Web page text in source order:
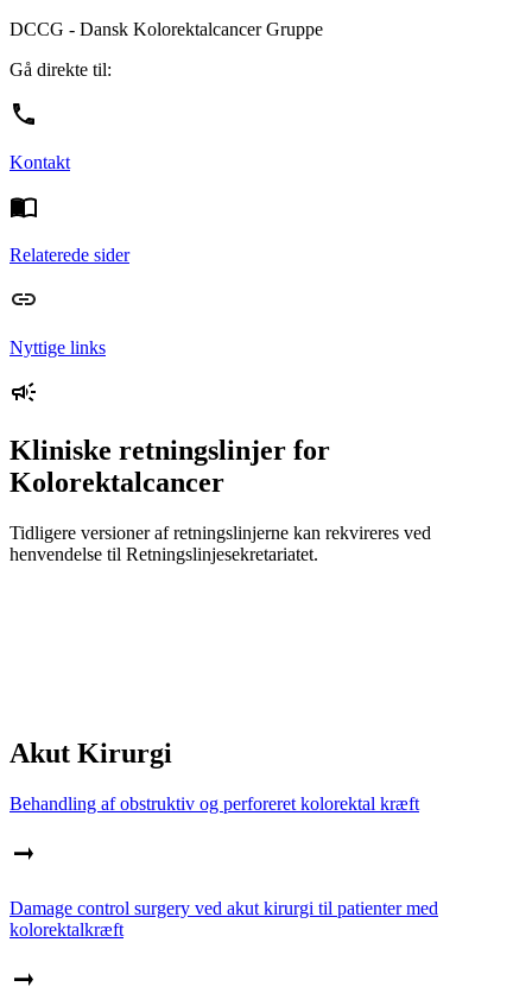
DCCG - Dansk Kolorektalcancer Gruppe
Gå direkte til:
Kontakt
Relaterede sider
Nyttige links
Kliniske retningslinjer for
Kolorektalcancer
Tidligere versioner af retningslinjerne kan rekvireres ved
henvendelse til Retningslinjesekretariatet.
Akut Kirurgi
Behandling af obstruktiv og perforeret kolorektal kræft
Damage control surgery ved akut kirurgi til patienter med
kolorektalkræft